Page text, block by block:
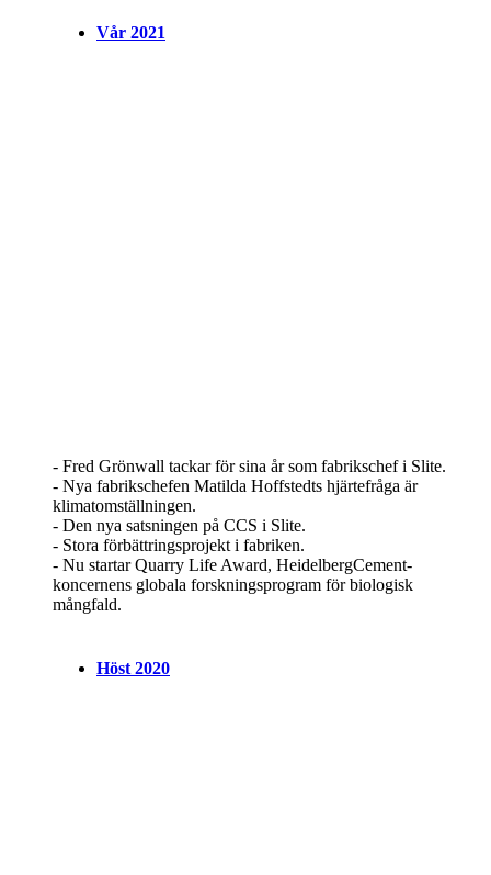
Vår 2021
- Fred Grönwall tackar för sina år som fabrikschef i Slite.
- Nya fabrikschefen Matilda Hoffstedts hjärtefråga är
klimatomställningen.
- Den nya satsningen på CCS i Slite.
- Stora förbättringsprojekt i fabriken.
- Nu startar Quarry Life Award, HeidelbergCement-
koncernens globala forskningsprogram för biologisk
mångfald.
Höst 2020